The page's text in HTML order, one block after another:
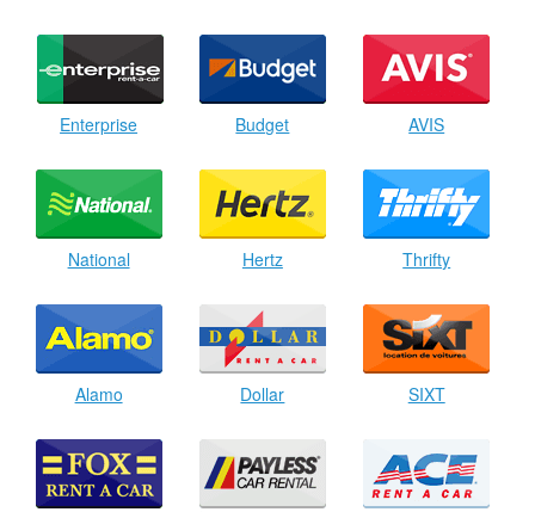
Enterprise Budget AVIS
National Hertz Thrifty
Alamo Dollar SIXT